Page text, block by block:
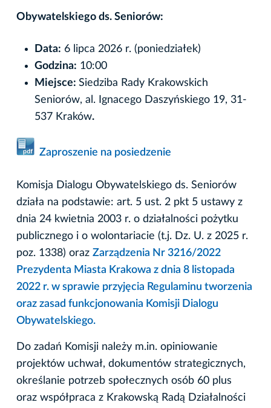
Obywatelskiego ds. Seniorów:
Data: 6 lipca 2026 r. (poniedziałek)
Godzina: 10:00
Miejsce: Siedziba Rady Krakowskich
Seniorów, al. Ignacego Daszyńskiego 19, 31-
537 Kraków.
Zaproszenie na posiedzenie
Komisja Dialogu Obywatelskiego ds. Seniorów
działa na podstawie: art. 5 ust. 2 pkt 5 ustawy z
dnia 24 kwietnia 2003 r. o działalności pożytku
publicznego i o wolontariacie (t.j. Dz. U. z 2025 r.
poz. 1338) oraz Zarządzenia Nr 3216/2022
Prezydenta Miasta Krakowa z dnia 8 listopada
2022 r. w sprawie przyjęcia Regulaminu tworzenia
oraz zasad funkcjonowania Komisji Dialogu
Obywatelskiego.
Do zadań Komisji należy m.in. opiniowanie
projektów uchwał, dokumentów strategicznych,
określanie potrzeb społecznych osób 60 plus
oraz współpraca z Krakowską Radą Działalności